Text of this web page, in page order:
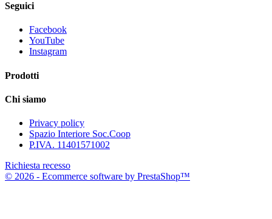
Seguici
Facebook
YouTube
Instagram
Prodotti
Chi siamo
Privacy policy
Spazio Interiore Soc.Coop
P.IVA. 11401571002
Richiesta recesso
© 2026 - Ecommerce software by PrestaShop™